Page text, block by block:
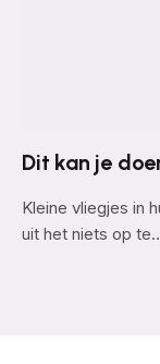
Dit kan je
Kleine vliegjes in
uit het niets op